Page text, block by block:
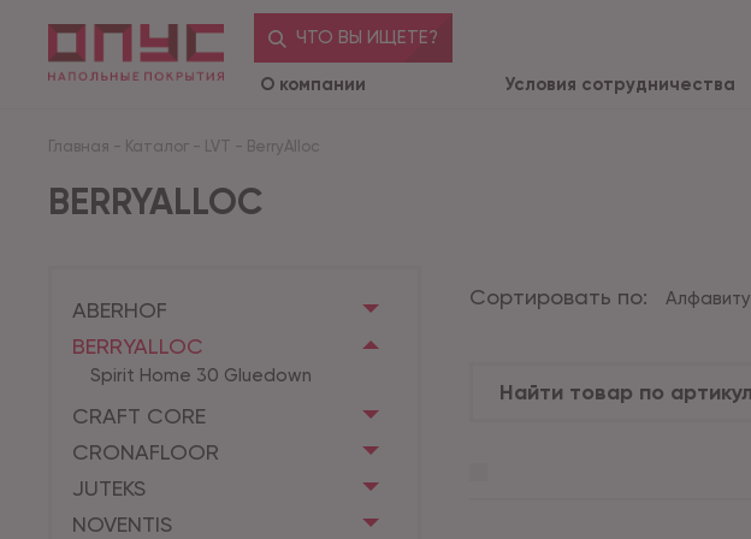
ЧТО ВЫ ИЩЕТЕ?
О компании Условия сотрудничества
Главная - Каталог - LVT - BerryAlloc
BERRYALLOC
ABERHOF
BERRYALLOC
Spirit Home 30 Gluedown
CRAFT CORE
CRONAFLOOR
JUTEKS
NOVENTIS
Сортировать по: Алфавиту